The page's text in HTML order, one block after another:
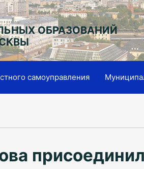
ОБРАЗОВАНИЙ
самоуправления